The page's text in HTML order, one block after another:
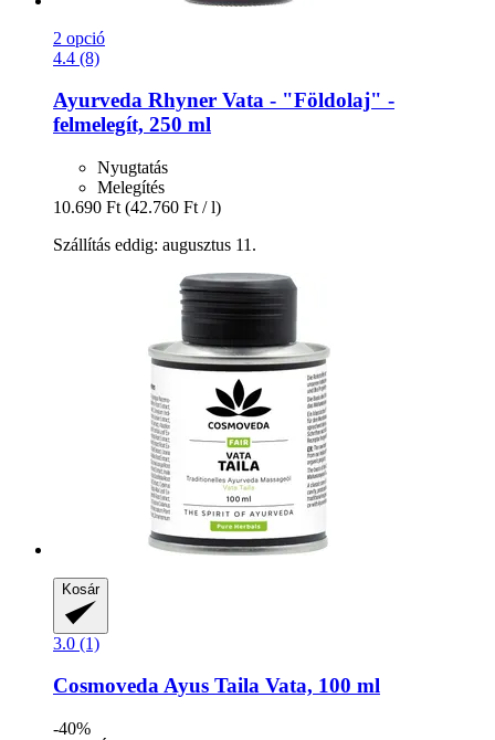
2 opció
4.4 (8)
Ayurveda Rhyner Vata -​ "Földolaj" -​
felmelegít, 250 ml
Nyugtatás
Melegítés
10.690 Ft (42.760 Ft / l)
Szállítás eddig: augusztus 11.
Kosár
3.0 (1)
CosmovedaAyus Taila Vata, 100 ml
-40%